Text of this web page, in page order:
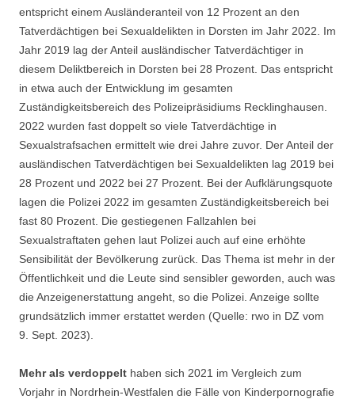
entspricht einem Ausländeranteil von 12 Prozent an den
Tatverdächtigen bei Sexualdelikten in Dorsten im Jahr 2022. Im
Jahr 2019 lag der Anteil ausländischer Tatverdächtiger in
diesem Deliktbereich in Dorsten bei 28 Prozent. Das entspricht
in etwa auch der Entwicklung im gesamten
Zuständigkeitsbereich des Polizeipräsidiums Recklinghausen.
2022 wurden fast doppelt so viele Tatverdächtige in
Sexualstrafsachen ermittelt wie drei Jahre zuvor. Der Anteil der
ausländischen Tatverdächtigen bei Sexualdelikten lag 2019 bei
28 Prozent und 2022 bei 27 Prozent. Bei der Aufklärungsquote
lagen die Polizei 2022 im gesamten Zuständigkeitsbereich bei
fast 80 Prozent. Die gestiegenen Fallzahlen bei
Sexualstraftaten gehen laut Polizei auch auf eine erhöhte
Sensibilität der Bevölkerung zurück. Das Thema ist mehr in der
Öffentlichkeit und die Leute sind sensibler geworden, auch was
die Anzeigenerstattung angeht, so die Polizei. Anzeige sollte
grundsätzlich immer erstattet werden (Quelle: rwo in DZ vom
9. Sept. 2023).
Mehr als verdoppelt haben sich 2021 im Vergleich zum
Vorjahr in Nordrhein-Westfalen die Fälle von Kinderpornografie